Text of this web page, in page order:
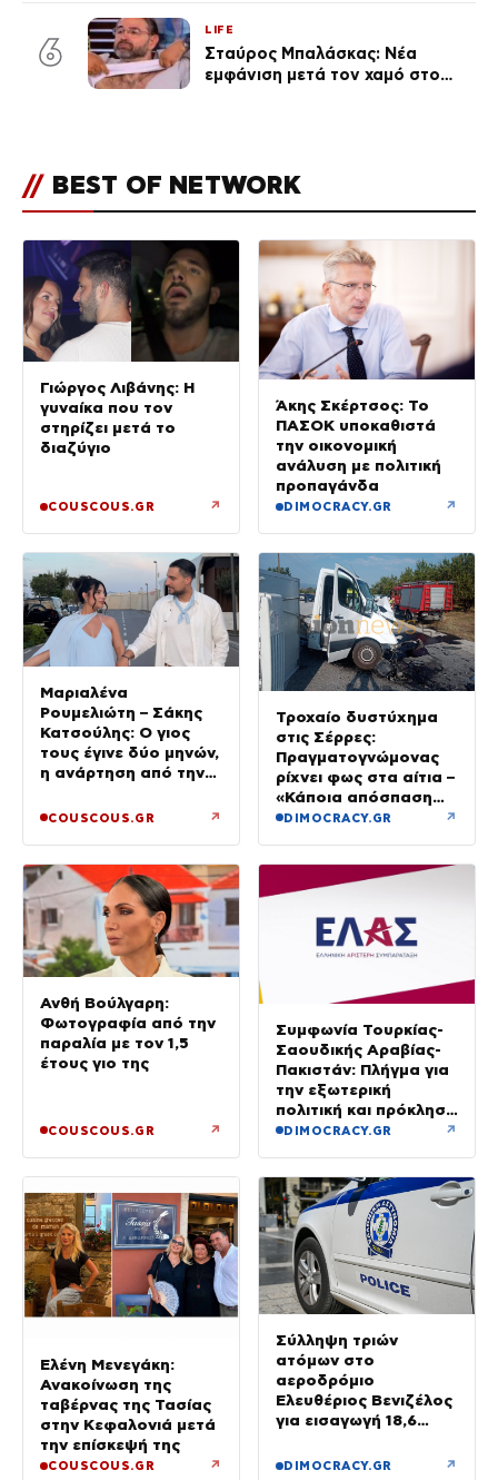
6
LIFE
Σταύρος Μπαλάσκας: Νέα
εμφάνιση μετά τον χαμό στο
// BEST OF NETWORK
Γιώργος Λιβάνης: Η
γυναίκα που τον
στηρίζει μετά το
διαζύγιο
COUSCOUS.GR ↗
Άκης Σκέρτσος: Το
ΠΑΣΟΚ υποκαθιστά
την οικονομική
ανάλυση με πολιτική
προπαγάνδα
DIMOCRACY.GR ↗
Μαριαλένα
Ρουμελιώτη – Σάκης
Κατσούλης: Ο γιος
τους έγινε δύο μηνών,
η ανάρτηση από την
COUSCOUS.GR ↗
Τροχαίο δυστύχημα
στις Σέρρες:
Πραγματογνώμονας
ρίχνει φως στα αίτια –
«Κάποια απόσπαση
προσοχής, ίσως
DIMOCRACY.GR ↗
Ανθή Βούλγαρη:
Φωτογραφία από την
παραλία με τον 1,5
έτους γιο της
COUSCOUS.GR ↗
Συμφωνία Τουρκίας-
Σαουδικής Αραβίας-
Πακιστάν: Πλήγμα για
την εξωτερική
πολιτική και πρόκληση
για την Αθήνα, λέει η
DIMOCRACY.GR ↗
Ελένη Μενεγάκη:
Ανακοίνωση της
ταβέρνας της Τασίας
στην Κεφαλονιά μετά
την επίσκεψή της
COUSCOUS.GR ↗
Σύλληψη τριών
ατόμων στο
αεροδρόμιο
Ελευθέριος Βενιζέλος
για εισαγωγή 18,6
κάνναβης σε
DIMOCRACY.GR ↗